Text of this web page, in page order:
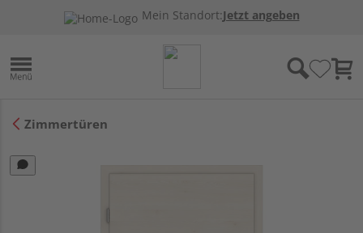
Mein Standort:Jetzt angeben
Zimmertüren